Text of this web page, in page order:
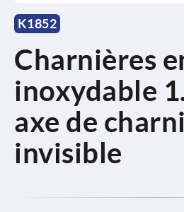
K1852
Charnières
inoxydable
axe de
invisible